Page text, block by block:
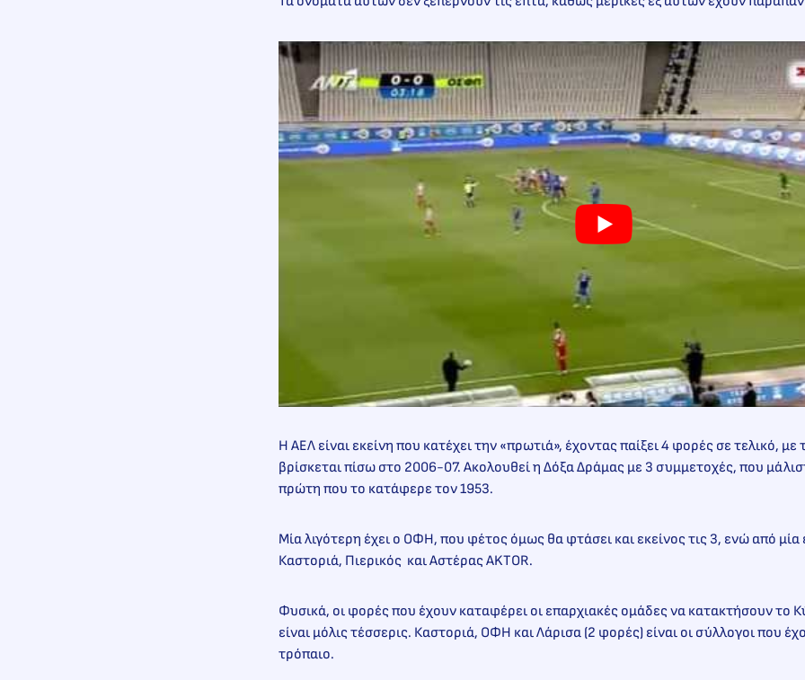
Η ΑΕΛ είναι εκείνη που κατέχει την «πρωτιά», έχοντας παίξει 4 φορές σε τελικό, με
βρίσκεται πίσω στο 2006-07. Ακολουθεί η Δόξα Δράμας με 3 συμμετοχές, που
πρώτη που το κατάφερε τον 1953.
Μία λιγότερη έχει ο ΟΦΗ, που φέτος όμως θα φτάσει και εκείνος τις 3, ενώ από
Καστοριά, Πιερικός και Αστέρας AKTOR.
Φυσικά, οι φορές που έχουν καταφέρει οι επαρχιακές ομάδες να κατακτήσουν το
είναι μόλις τέσσερις. Καστοριά, ΟΦΗ και Λάρισα (2 φορές) είναι οι σύλλογοι που
τρόπαιο.